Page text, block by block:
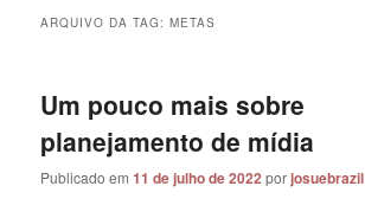
ARQUIVO DA TAG:METAS
Um pouco mais sobre
planejamento de mídia
Publicado em11 de julho de 2022 porjosuebrazil